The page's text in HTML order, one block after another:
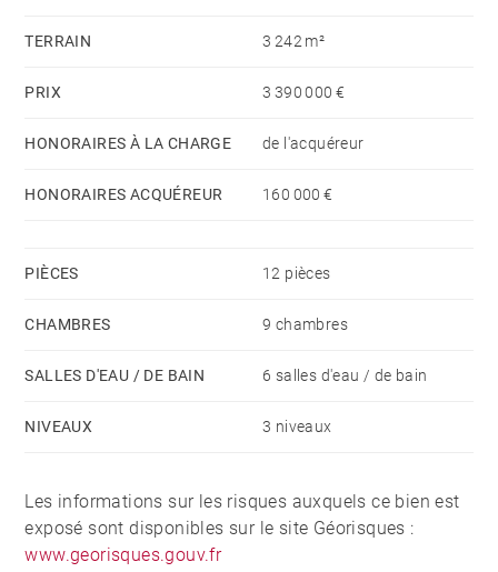
Un garage complète l’ensemble des prestations.
recevoir en toute élégance.
TERRAIN 3 242 m²
PRIX 3 390 000 €
HONORAIRES À LA CHARGE de l'acquéreur
HONORAIRES ACQUÉREUR 160 000 €
PIÈCES 12 pièces
CHAMBRES 9 chambres
SALLES D'EAU / DE BAIN 6 salles d'eau / de bain
NIVEAUX 3 niveaux
Les informations sur les risques auxquels ce bien est
exposé sont disponibles sur le site Géorisques :
www.georisques.gouv.fr